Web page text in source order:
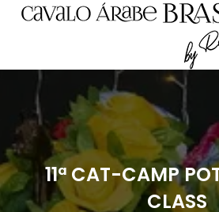
11ª CAT-CAMP
CLASS